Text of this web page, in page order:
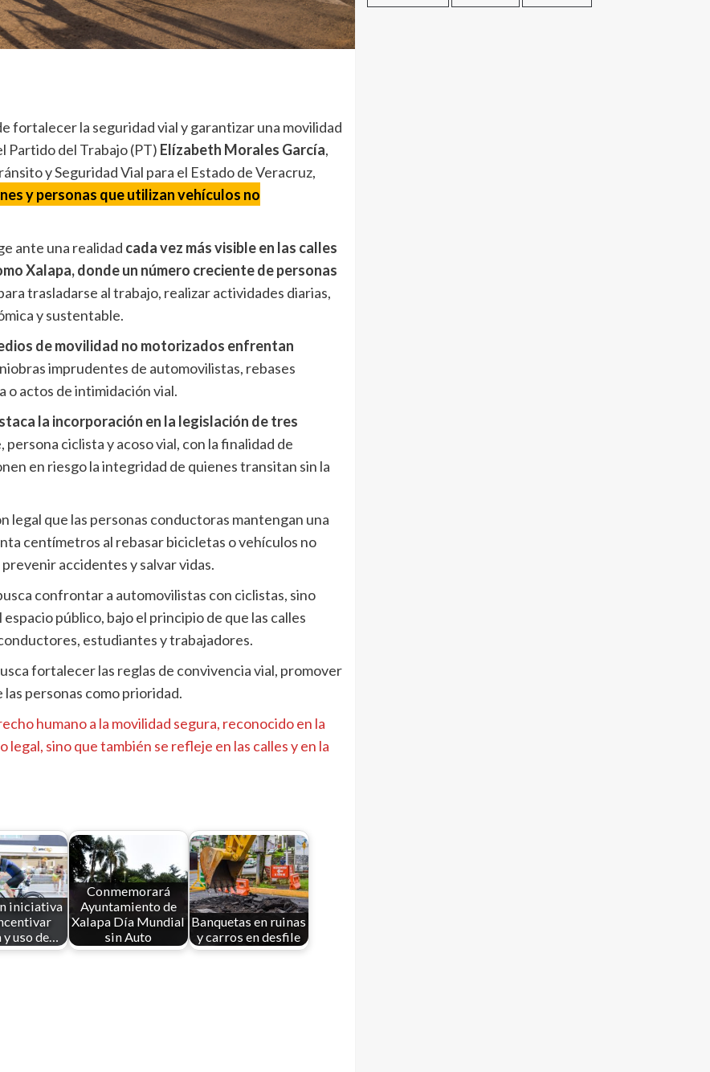
fortalecer la seguridad vial y garantizar una movilidad
Partido del Trabajo (PT) Elízabeth Morales García,
y Seguridad Vial para el Estado de Veracruz,
y personas que utilizan vehículos no
ante una realidad cada vez más visible en las calles
Xalapa, donde un número creciente de personas
trasladarse al trabajo, realizar actividades diarias,
y sustentable.
de movilidad no motorizados enfrentan
imprudentes de automovilistas, rebases
o actos de intimidación vial.
la incorporación en la legislación de tres
persona ciclista y acoso vial, con la finalidad de
en riesgo la integridad de quienes transitan sin la
legal que las personas conductoras mantengan una
centímetros al rebasar bicicletas o vehículos no
accidentes y salvar vidas.
confrontar a automovilistas con ciclistas, sino
público, bajo el principio de que las calles
estudiantes y trabajadores.
fortalecer las reglas de convivencia vial, promover
personas como prioridad.
humano a la movilidad segura, reconocido en la
sino que también se refleje en las calles y en la
iniciativa
uso de…
Conmemorará
Ayuntamiento de
Xalapa Día Mundial
sin Auto
Banquetas en ruinas
y carros en desfile